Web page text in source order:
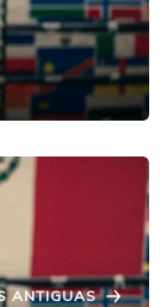
del
ANTIGUAS